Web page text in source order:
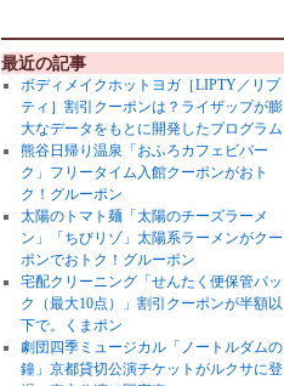
最近の記事
ボディメイクホットヨガ［LIPTY／リプ
ティ］割引クーポンは？ライザップが膨
大なデータをもとに開発したプログラム
熊谷日帰り温泉「おふろカフェビバー
ク」フリータイム入館クーポンがおト
ク！グルーポン
太陽のトマト麺「太陽のチーズラーメ
ン」「ちびリゾ」太陽系ラーメンがクー
ポンでおトク！グルーポン
宅配クリーニング「せんたく便保管パッ
ク（最大10点）」割引クーポンが半額以
下で。くまポン
劇団四季ミュージカル「ノートルダムの
鐘」京都貸切公演チケットがルクサに登